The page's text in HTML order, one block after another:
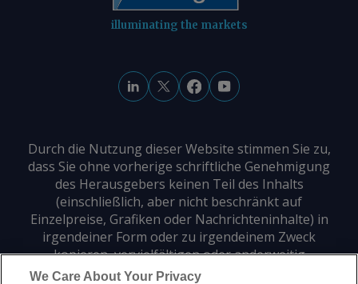
illuminating the markets
Durch die Nutzung dieser Website stimmen Sie zu,
dass Sie ohne vorherige schriftliche Genehmigung
des Herausgebers keinen Teil des Inhalts
(einschließlich, aber nicht beschränkt auf
Einzelpreise, Grafiken oder Nachrichteninhalte) in
irgendeiner Form oder zu irgendeinem Zweck
kopieren, vervielfältigen oder anderweitig
verwenden dürfen.
We Care About Your Privacy